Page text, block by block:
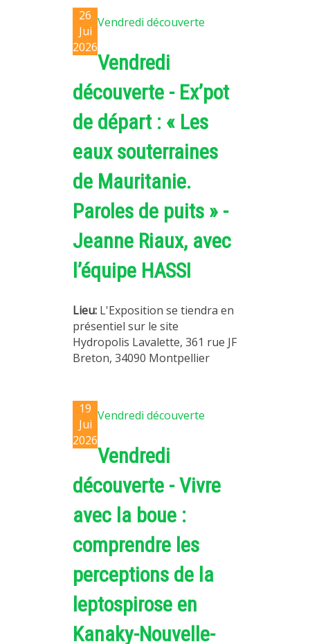
26
Jui
2026
Vendredi découverte
Vendredi
découverte - Ex’pot
de départ : « Les
eaux souterraines
de Mauritanie.
Paroles de puits » -
Jeanne Riaux, avec
l’équipe HASSI
Lieu: L'Exposition se tiendra en
présentiel sur le site
Hydropolis Lavalette, 361 rue JF
Breton, 34090 Montpellier
19
Jui
2026
Vendredi découverte
Vendredi
découverte - Vivre
avec la boue :
comprendre les
perceptions de la
leptospirose en
Kanaky-Nouvelle-